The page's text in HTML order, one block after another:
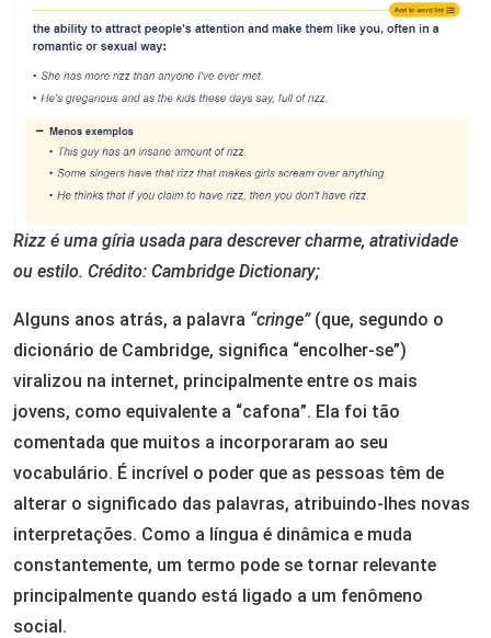
Rizz é uma gíria usada para descrever charme, atratividade
ou estilo. Crédito: Cambridge Dictionary;
Alguns anos atrás, a palavra “cringe”(que, segundo o
dicionário de Cambridge, significa “encolher-se”)
viralizou na internet, principalmente entre os mais
jovens, como equivalente a “cafona”. Ela foi tão
comentada que muitos a incorporaram ao seu
vocabulário. É incrível o poder que as pessoas têm de
alterar o significado das palavras, atribuindo-lhes novas
interpretações. Como a língua é dinâmica e muda
constantemente, um termo pode se tornar relevante
principalmente quando está ligado a um fenômeno
social.